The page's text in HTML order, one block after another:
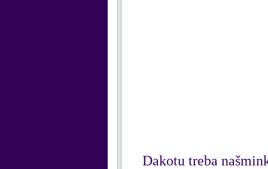
Dakotu treba